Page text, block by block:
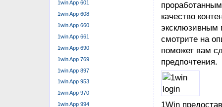
для 1Wi͏n.
ег͏ипетские
Игровой
1вин.
Площадка
благодаря
1win App 601
1win App 608
1win App 660
1win App 661
1win App 690
1win App 769
1win App 897
1win App 953
1win App 970
1win App 994